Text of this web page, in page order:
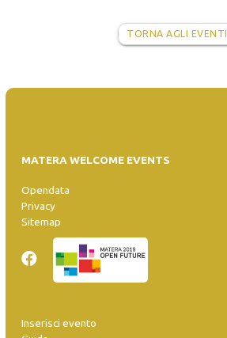
TORNA AGLI EVENTI
MATERA WELCOME EVENTS
Opendata
Privacy
Sitemap
Inserisci evento